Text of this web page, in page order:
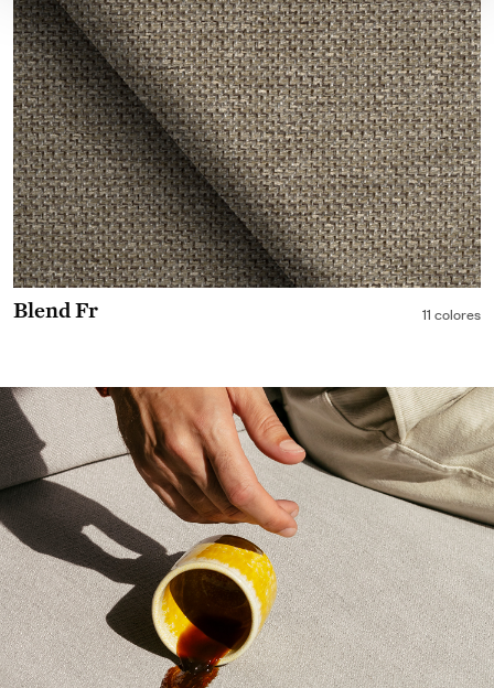
Blend Fr 11 colores